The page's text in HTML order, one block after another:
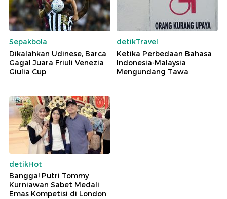
Sepakbola
Dikalahkan Udinese, Barca
Gagal Juara Friuli Venezia
Giulia Cup
detikTravel
Ketika Perbedaan Bahasa
Indonesia-Malaysia
Mengundang Tawa
detikHot
Bangga! Putri Tommy
Kurniawan Sabet Medali
Emas Kompetisi di London